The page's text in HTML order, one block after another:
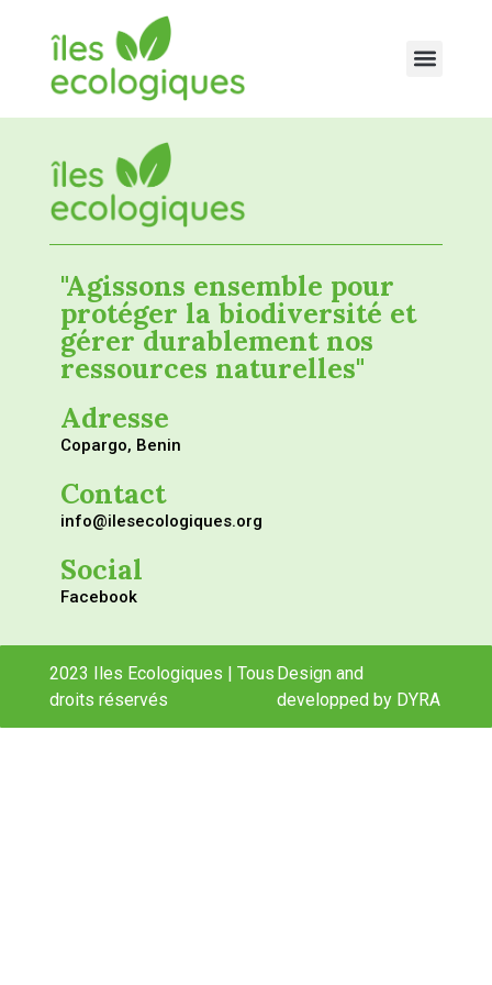
"Agissons ensemble pour
protéger la biodiversité et
gérer durablement nos
ressources naturelles"
Adresse
Copargo, Benin
Contact
info@ilesecologiques.org
Social
Facebook
2023 Iles Ecologiques | Tous
droits réservés
Design and
developped by DYRA